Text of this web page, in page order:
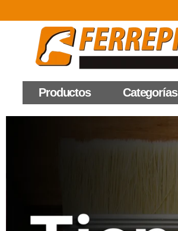
Productos Categorías